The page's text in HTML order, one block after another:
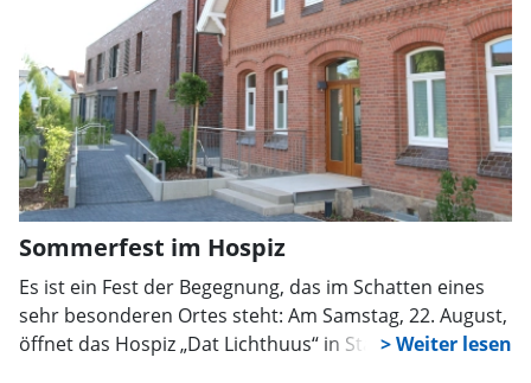
Sommerfest im Hospiz
Es ist ein Fest der Begegnung, das im Schatten eines
sehr besonderen Ortes steht: Am Samstag, 22. August,
öffnet das Hospiz „Dat Lichthuus“ in Stadthagen seine